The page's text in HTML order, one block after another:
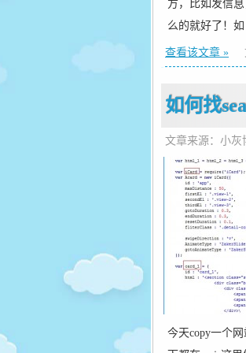
方，比如发信
么的就好了！如
查看该文章 »
如何找
文章来源：小灰
今天copy一个